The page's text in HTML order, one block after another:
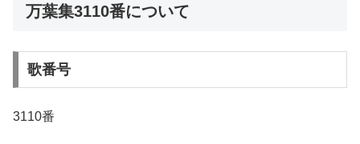
万葉集3110番について
歌番号
3110番